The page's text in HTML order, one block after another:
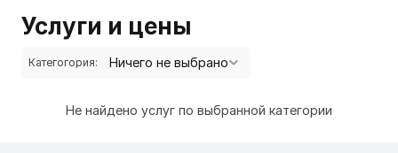
Услуги и цены
Категогория:
Не найдено услуг по выбранной категории